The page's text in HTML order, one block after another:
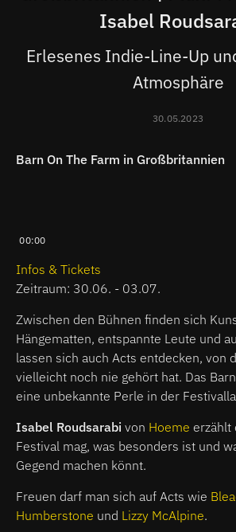
Isabel
Erlesenes Indie-Line-Up
Atmosphäre
30.05.2023
Barn On The Farm in Großbritannien
00:00
Infos & Tickets
Zeitraum: 30.06. - 03.07.
Zwischen den Bühnen finden sich
Hängematten, entspannte Leute und
lassen sich auch Acts entdecken, von
vielleicht noch nie gehört hat. Das
eine unbekannte Perle in der
Isabel Roudsarabi von Hoeme erzählt
Festival mag, was besonders ist und
Gegend machen könnt.
Freuen darf man sich auf Acts wie
Humberstone und Lizzy McAlpine.